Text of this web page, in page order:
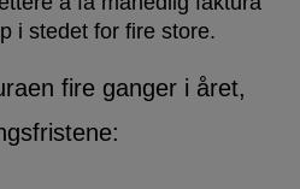
i stedet for fire store.
fire ganger i året,